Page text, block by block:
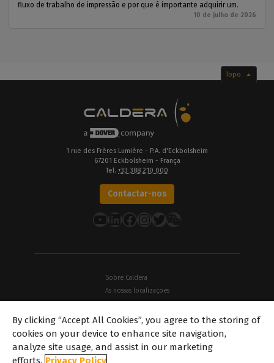
fluxo de trabalho de impressão e por que é importante adquirir um.
10 de julho de 2026
Topo
1 rue des Frères Lumière - P.A. d'Eckbolsheim
67201 Eckbolsheim - França
Tel. +33 388 210 000
Contactar-nos
YouTube
LinkedIn
Facebook
Instagram
Twitter
Sobre Caldera
As nossas localizações
Carreiras
Parceiros
caldera.com © 2026 — Todos os direitos reservados. Todas as
By clicking “Accept All Cookies”, you agree to the storing of
cookies on your device to enhance site navigation,
analyze site usage, and assist in our marketing
efforts. Privacy Policy